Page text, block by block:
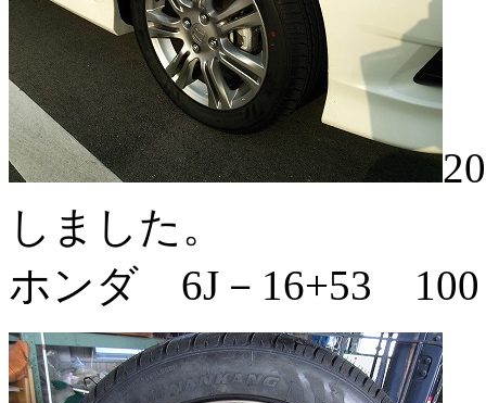
しました。
ホンダ 6J－16+53 100